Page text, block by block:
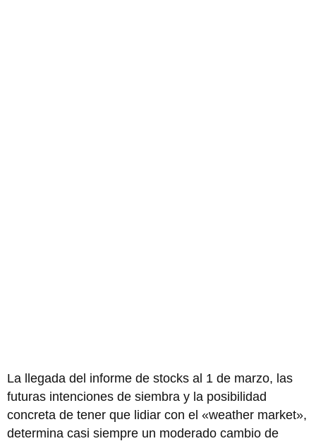
La llegada del informe de stocks al 1 de marzo, las
futuras intenciones de siembra y la posibilidad
concreta de tener que lidiar con el «weather market»,
determina casi siempre un moderado cambio de